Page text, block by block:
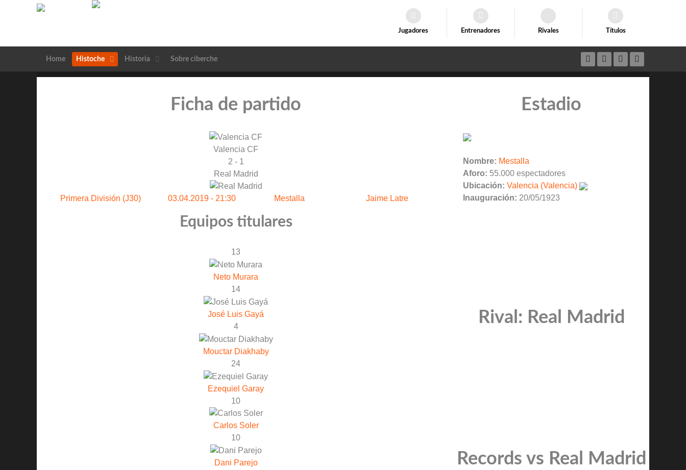
Jugadores Entrenadores Rivales Títulos
Home Histoche Historia Sobre ciberche
Ficha de partido
Valencia CF
2 - 1
Real Madrid
Primera División (J30) 03.04.2019 - 21:30 Mestalla Jaime Latre
Equipos titulares
13
Neto Murara
14
José Luis Gayá
4
Mouctar Diakhaby
24
Ezequiel Garay
10
Carlos Soler
10
Dani Parejo
Estadio
Nombre: Mestalla
Aforo: 55.000 espectadores
Ubicación: Valencia (Valencia)
Inauguración: 20/05/1923
Rival: Real Madrid
Records vs Real Madrid